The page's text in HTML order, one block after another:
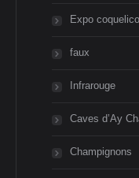
Expo
faux
Infrarouge
Caves d’Ay
Champignons